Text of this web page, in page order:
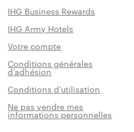
IHG Business Rewards
IHG Army Hotels
Votre compte
Conditions générales
d’adhésion
Conditions d’utilisation
Ne pas vendre mes
informations personnelles